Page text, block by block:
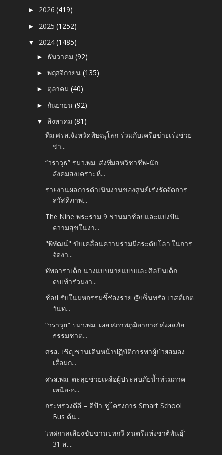
► 2026(419)
► 2025(1252)
▼ 2024(1485)
► ธันวาคม(92)
►พฤศจิกายน(135)
► ตุลาคม(40)
► กันยายน(92)
▼ สิงหาคม(81)
ทีม ศรส.จังหวัดพิษณุโลก ร่วมกับเครือข่ายเร่งช่วย
ชา...
“วราวุธ” รมว.พม. ส่งทีมสหวิชาชีพ-นัก
สังคมสงเคราะห์...
รายงานผลการดำเนินงานของศูนย์เร่งรัดจัดการ
สวัสดิภาพ...
The Nine พระราม 9 ชวนมาช้อปและแบ่งปัน
ความสุขในงา...
"พิพัฒน์" ขับเคลื่อนความร่วมมือระดับโลก ในการ
จัดงา...
ทัพดาราเด็ก นางแบบนายแบบและศิลปินเด็ก
ตบเท้าร่วมงา...
ช้อป รับในมหกรรมชี้ช่องรวย @เซ็นทรัล เวสต์เกต
วันท...
“วราวุธ” รมว.พม. เผย สภาพภูมิอากาศ ส่งผลภัย
ธรรมชาต...
ศรส. เชิญชวนเดินหน้าปฏิบัติการพาผู้ป่วยสมอง
เสื่อมก...
ศรส.พม. ตะลุยช่วยเหลือผู้ประสบภัยน้ำท่วมภาค
เหนือ-อ...
กระทรวงดีอี – ดีป้า ชูโครงการ Smart School
Bus ต้น...
‘เทศกาลเสียงขับขานบทกวี ดนตรีแห่งชาติพันธุ์’
31 ส....